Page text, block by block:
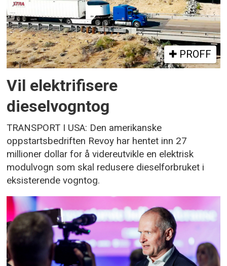
PROFF
Vil elektrifisere
dieselvogntog
TRANSPORT I USA: Den amerikanske
oppstartsbedriften Revoy har hentet inn 27
millioner dollar for å videreutvikle en elektrisk
modulvogn som skal redusere dieselforbruket i
eksisterende vogntog.